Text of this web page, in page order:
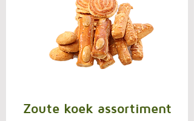
Zoute koek assortiment